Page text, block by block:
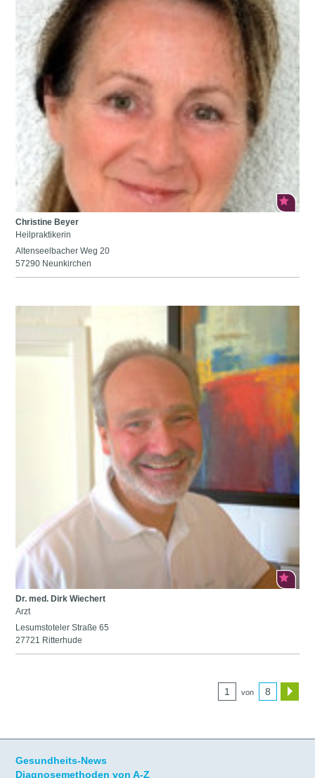
Christine Beyer
Heilpraktikerin
Altenseelbacher Weg 20
57290 Neunkirchen
Dr. med. Dirk Wiechert
Arzt
Lesumstoteler Straße 65
27721 Ritterhude
1 von 8
Gesundheits-News
Diagnosemethoden von A-Z